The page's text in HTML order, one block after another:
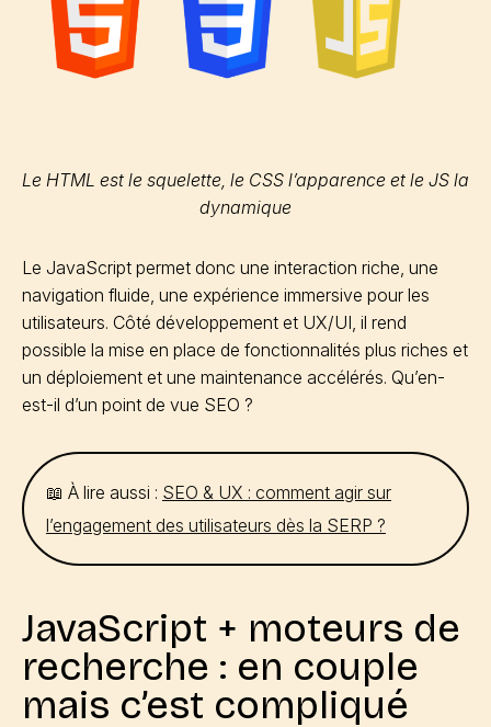
Le HTML est le squelette, le CSS l’apparence et le JS la
dynamique
Le JavaScript permet donc une interaction riche, une
navigation fluide, une expérience immersive pour les
utilisateurs. Côté développement et UX/UI, il rend
possible la mise en place de fonctionnalités plus riches et
un déploiement et une maintenance accélérés. Qu’en-
est-il d’un point de vue SEO ?
📖 À lire aussi : SEO & UX : comment agir sur
l’engagement des utilisateurs dès la SERP ?
JavaScript + moteurs de
recherche : en couple
mais c’est compliqué